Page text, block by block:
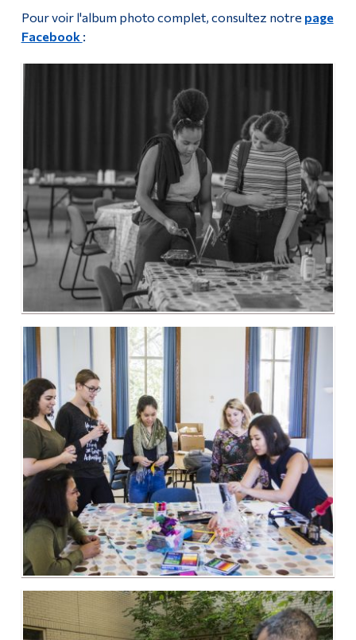
Pour voir l'album photo complet, consultez notre page
Facebook :